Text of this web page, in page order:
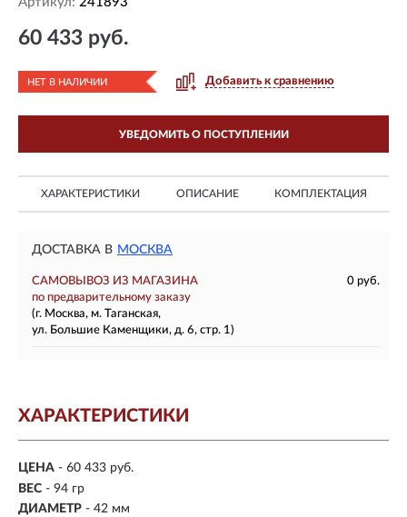
60 433 руб.
НЕТ В НАЛИЧИИ Добавить к сравнению
УВЕДОМИТЬ О ПОСТУПЛЕНИИ
ХАРАКТЕРИСТИКИ ОПИСАНИЕ КОМПЛЕКТАЦИЯ
ДОСТАВКА В МОСКВА
САМОВЫВОЗ ИЗ МАГАЗИНА
0 руб.
по предварительному заказу
(г. Москва, м. Таганская,
ул. Большие Каменщики, д. 6, стр. 1)
ХАРАКТЕРИСТИКИ
ЦЕНА - 60 433 руб.
ВЕС - 94 гр
ДИАМЕТР - 42 мм